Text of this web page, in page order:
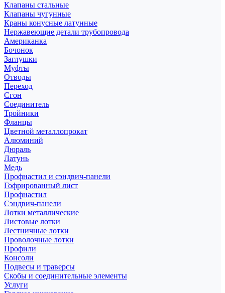
Клапаны стальные
Клапаны чугунные
Краны конусные латунные
Нержавеющие детали трубопровода
Американка
Бочонок
Заглушки
Муфты
Отводы
Переход
Сгон
Соединитель
Тройники
Фланцы
Цветной металлопрокат
Алюминий
Дюраль
Латунь
Медь
Профнастил и сэндвич-панели
Гофрированный лист
Профнастил
Сэндвич-панели
Лотки металлические
Листовые лотки
Лестничные лотки
Проволочные лотки
Профили
Консоли
Подвесы и траверсы
Скобы и соединительные элементы
Услуги